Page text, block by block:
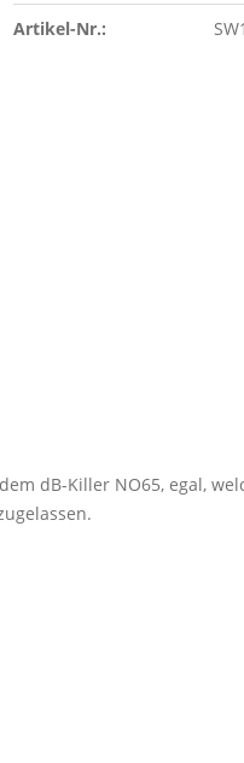
Artikel-Nr.:
dB-Killer NO65, egal,